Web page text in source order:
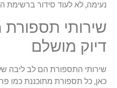
נעימה, לא לעוד סידור ברשימת
שירותי תספורת
דיוק מושלם
שירותי התספורת הם לב ליבה
כאן, כל תספורת מתוכננת כמו